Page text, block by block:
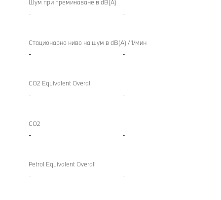
Шум при преминаване в dB(A)
- -
Стационарно ниво на шум в dB(A) / 1/мин
- -
CO2 Equivalent Overall
- -
CO2
- -
Petrol Equivalent Overall
- -